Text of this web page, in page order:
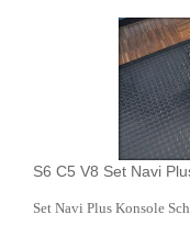
S6 C5 V8 Set Navi
Set Navi Plus Konsole